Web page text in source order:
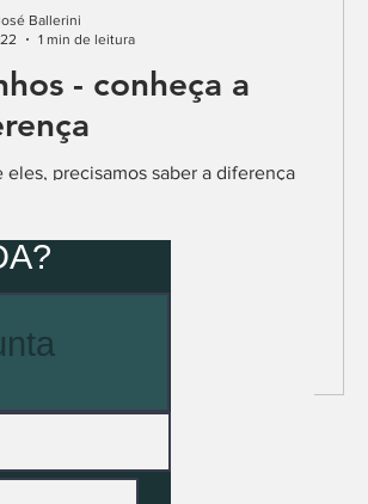
- conheça a
precisamos saber a diferença
Ballerini
1 min de leitura